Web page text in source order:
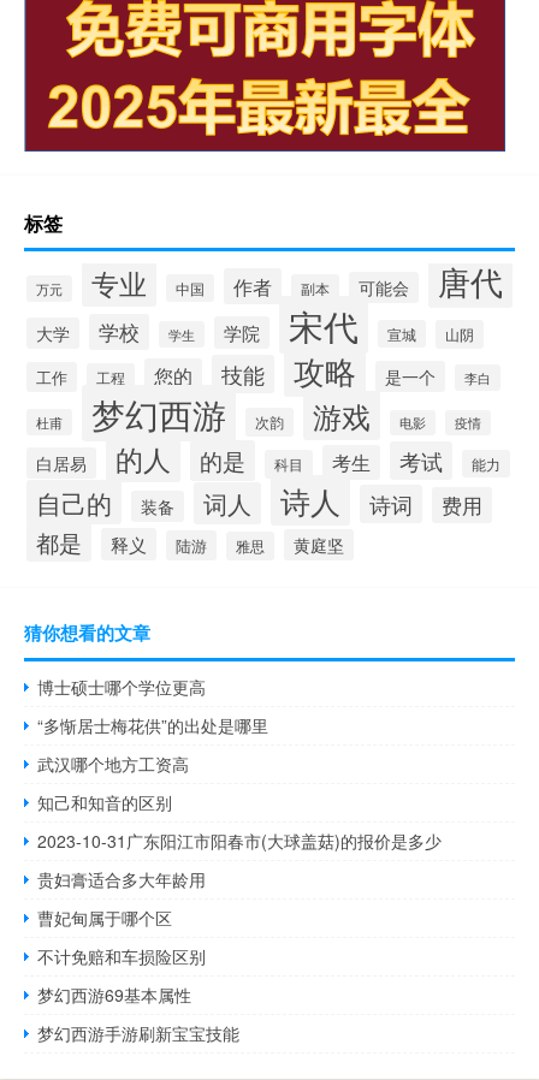
标签
万元 专业 中国 作者 副本 可能会 唐代
大学 学校 学生 学院 宋代 宣城 山阴
工作 工程 您的 技能 攻略 是一个 李白
杜甫 梦幻西游 次韵 游戏 电影 疫情
白居易 的人 的是 科目 考生 考试 能力
自己的 装备 词人 诗人 诗词 费用
都是 释义 陆游 雅思 黄庭坚
猜你想看的文章
博士硕士哪个学位更高
“多惭居士梅花供”的出处是哪里
武汉哪个地方工资高
知己和知音的区别
2023-10-31广东阳江市阳春市(大球盖菇)的报价是多少
贵妇膏适合多大年龄用
曹妃甸属于哪个区
不计免赔和车损险区别
梦幻西游69基本属性
梦幻西游手游刷新宝宝技能